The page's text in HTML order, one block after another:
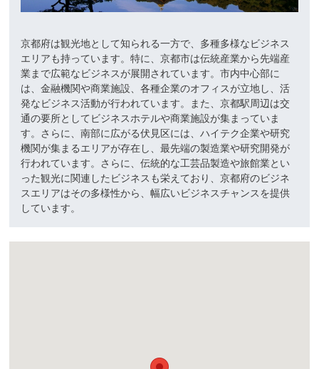
京都府は観光地として知られる一方で、多種多様なビジネス
エリアも持っています。特に、京都市は伝統産業から先端産
業まで広範なビジネスが展開されています。市内中心部に
は、金融機関や商業施設、各種企業のオフィスが立地し、活
発なビジネス活動が行われています。また、京都駅周辺は交
通の要所としてビジネスホテルや商業施設が集まっていま
す。さらに、南部に広がる伏見区には、ハイテク企業や研究
機関が集まるエリアが存在し、最先端の製造業や研究開発が
行われています。さらに、伝統的な工芸品製造や旅館業とい
った観光に関連したビジネスも栄えており、京都府のビジネ
スエリアはその多様性から、幅広いビジネスチャンスを提供
しています。